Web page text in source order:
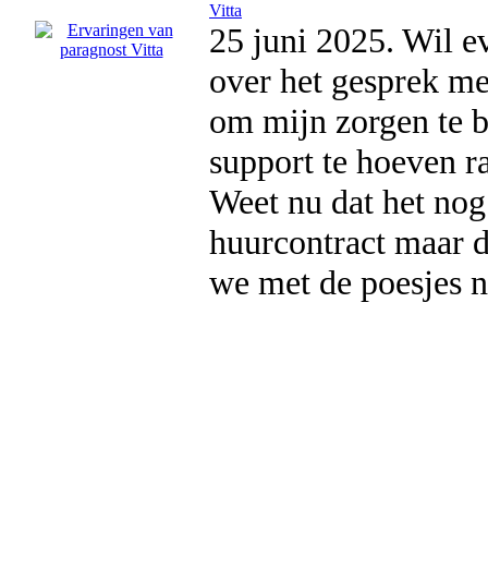
Vitta
25 juni 2025. Wil
over het gesprek
om mijn zorgen te
support te hoeven
Weet nu dat het
huurcontract maar
we met de poesjes